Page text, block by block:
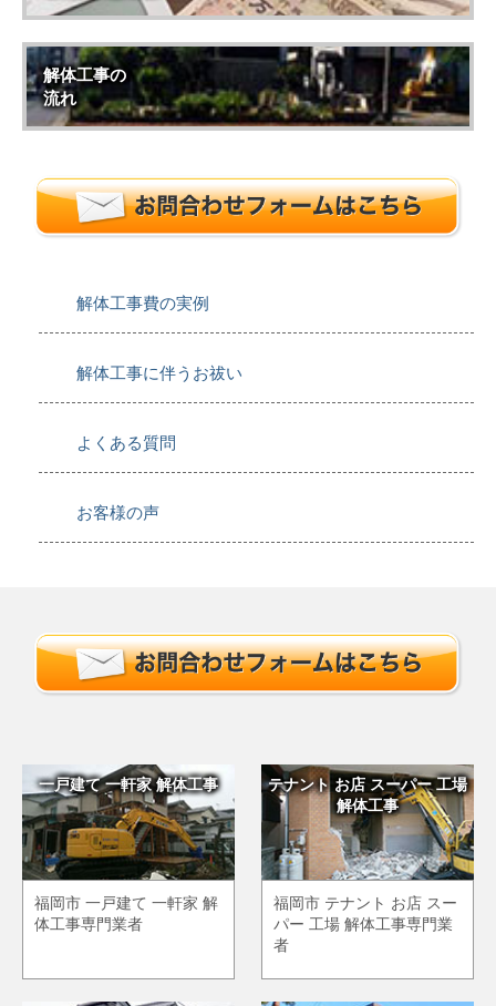
解体工事の
流れ
解体工事費の実例
解体工事に伴うお祓い
よくある質問
お客様の声
一戸建て 一軒家 解体工事
福岡市 一戸建て 一軒家 解
体工事専門業者
テナント お店 スーパー 工場
解体工事
福岡市 テナント お店 スー
パー 工場 解体工事専門業
者